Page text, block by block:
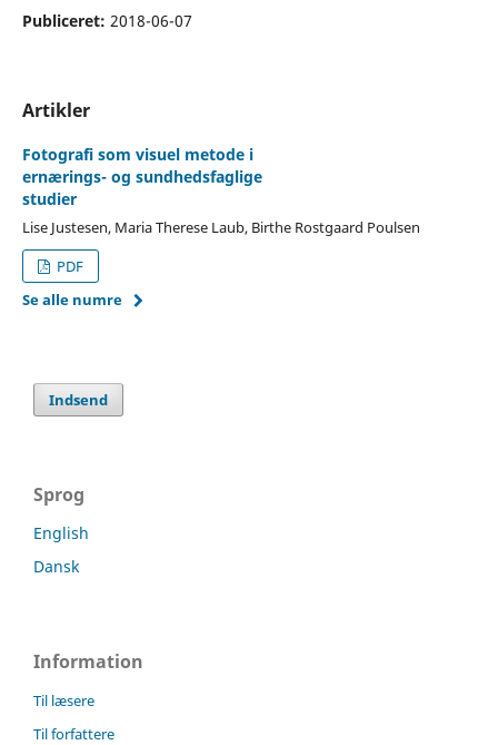
Publiceret: 2018-06-07
Artikler
Fotografi som visuel metode i
ernærings- og sundhedsfaglige
studier
Lise Justesen, Maria Therese Laub, Birthe Rostgaard Poulsen
PDF
Se alle numre
Indsend
Sprog
English
Dansk
Information
Til læsere
Til forfattere